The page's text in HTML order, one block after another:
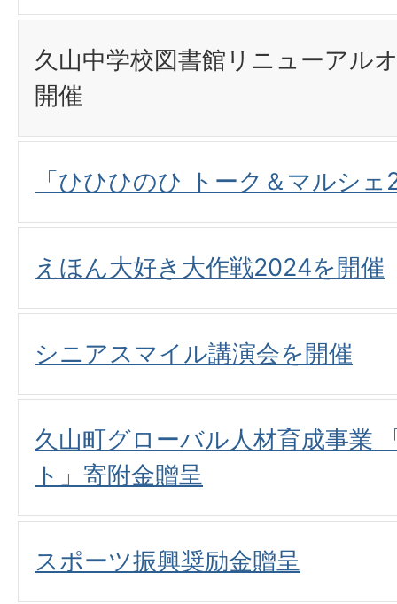
久山中学校図書館リニューアル
開催
「ひひひのひ トーク＆マルシ
えほん大好き大作戦2024を開催
シニアスマイル講演会を開催
久山町グローバル人材育成事業
ト」寄附金贈呈
スポーツ振興奨励金贈呈